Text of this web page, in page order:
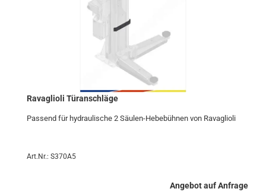
Ra­vaglio­li Tür­an­schlä­ge
Pas­send für hy­drau­li­sche 2 Säulen-​Hebebühnen von Ra­vaglio­li
Art.Nr.: S370A5
Angebot auf Anfrage